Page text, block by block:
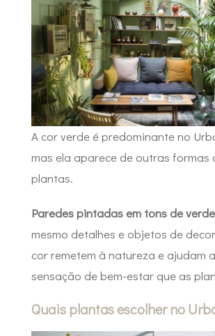
A cor verde é predominante no
mas ela aparece de outras formas
plantas.
Paredes pintadas em tons de verde
mesmo detalhes e objetos de
cor remetem à natureza e ajudam
sensação de bem-estar que as
Quais plantas escolher no